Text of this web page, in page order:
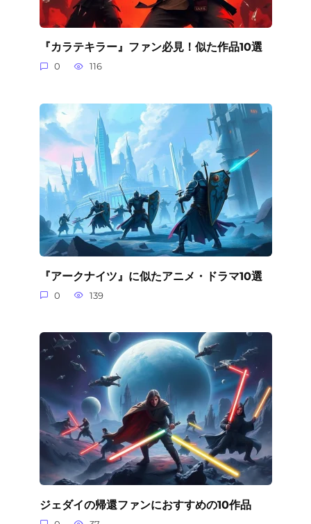
『カラテキラー』ファン必見！似た作品10選
0 116
『アークナイツ』に似たアニメ・ドラマ10選
0 139
ジェダイの帰還ファンにおすすめの10作品